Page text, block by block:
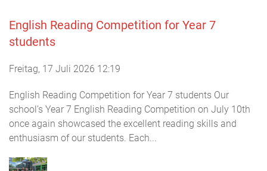
English Reading Competition for Year 7
students
Freitag, 17 Juli 2026 12:19
English Reading Competition for Year 7 students Our
school’s Year 7 English Reading Competition on July 10th
once again showcased the excellent reading skills and
enthusiasm of our students. Each...